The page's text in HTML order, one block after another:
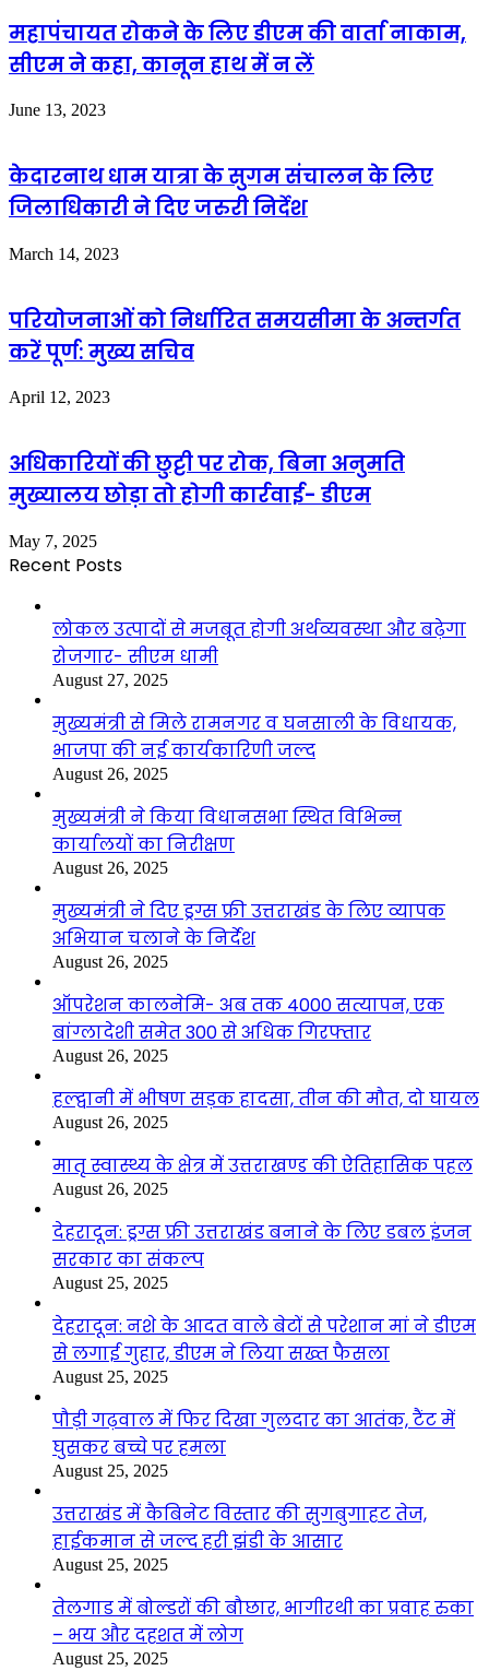
महापंचायत रोकने के लिए डीएम की वार्ता नाकाम,
सीएम ने कहा, कानून हाथ में न लें
June 13, 2023
केदारनाथ धाम यात्रा के सुगम संचालन के लिए
जिलाधिकारी ने दिए जरुरी निर्देश
March 14, 2023
परियोजनाओं को निर्धारित समयसीमा के अन्तर्गत
करें पूर्ण: मुख्य सचिव
April 12, 2023
अधिकारियों की छुट्टी पर रोक, बिना अनुमति
मुख्यालय छोड़ा तो होगी कार्रवाई- डीएम
May 7, 2025
Recent Posts
लोकल उत्पादों से मजबूत होगी अर्थव्यवस्था और बढ़ेगा
रोजगार- सीएम धामी
August 27, 2025
मुख्यमंत्री से मिले रामनगर व घनसाली के विधायक,
भाजपा की नई कार्यकारिणी जल्द
August 26, 2025
मुख्यमंत्री ने किया विधानसभा स्थित विभिन्न
कार्यालयों का निरीक्षण
August 26, 2025
मुख्यमंत्री ने दिए ड्रग्स फ्री उत्तराखंड के लिए व्यापक
अभियान चलाने के निर्देश
August 26, 2025
ऑपरेशन कालनेमि- अब तक 4000 सत्यापन, एक
बांग्लादेशी समेत 300 से अधिक गिरफ्तार
August 26, 2025
हल्द्वानी में भीषण सड़क हादसा, तीन की मौत, दो घायल
August 26, 2025
मातृ स्वास्थ्य के क्षेत्र में उत्तराखण्ड की ऐतिहासिक पहल
August 26, 2025
देहरादून: ड्रग्स फ्री उत्तराखंड बनाने के लिए डबल इंजन
सरकार का संकल्प
August 25, 2025
देहरादून: नशे के आदत वाले बेटों से परेशान मां ने डीएम
से लगाई गुहार, डीएम ने लिया सख्त फैसला
August 25, 2025
पौड़ी गढ़वाल में फिर दिखा गुलदार का आतंक, टैंट में
घुसकर बच्चे पर हमला
August 25, 2025
उत्तराखंड में कैबिनेट विस्तार की सुगबुगाहट तेज,
हाईकमान से जल्द हरी झंडी के आसार
August 25, 2025
तेलगाड में बोल्डरों की बौछार, भागीरथी का प्रवाह रुका
– भय और दहशत में लोग
August 25, 2025